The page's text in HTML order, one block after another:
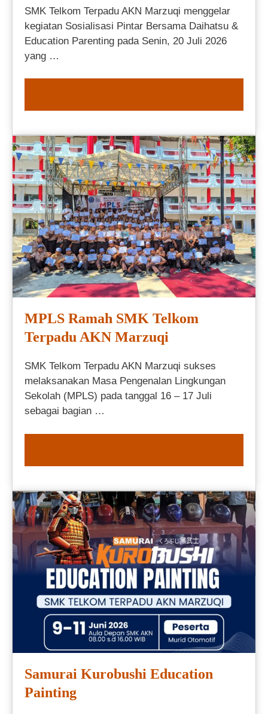
SMK Telkom Terpadu AKN Marzuqi menggelar
kegiatan Sosialisasi Pintar Bersama Daihatsu &
Education Parenting pada Senin, 20 Juli 2026
yang …
MPLS Ramah SMK Telkom
Terpadu AKN Marzuqi
SMK Telkom Terpadu AKN Marzuqi sukses
melaksanakan Masa Pengenalan Lingkungan
Sekolah (MPLS) pada tanggal 16 – 17 Juli
sebagai bagian …
Samurai Kurobushi Education
Painting